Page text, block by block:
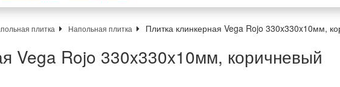
плитка Напольная плитка Плитка клинкерная Vega Rojo 330x330x10мм,
Vega Rojo 330x330x10мм, коричневый